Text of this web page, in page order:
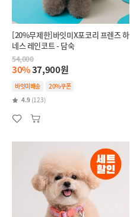
[20%무제한]바잇미X포코리 프렌즈 하
네스 레인코트 - 담숙
54,000
30%37,900원
바잇미배송
20%쿠폰
4.9 (123)